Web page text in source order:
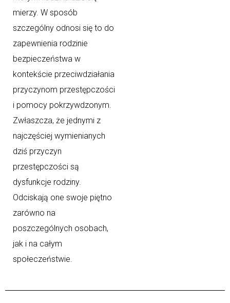
mierzy. W sposób
szczególny odnosi się to do
zapewnienia rodzinie
bezpieczeństwa w
kontekście przeciwdziałania
przyczynom przestępczości
i pomocy pokrzywdzonym.
Zwłaszcza, że jednymi z
najczęściej wymienianych
dziś przyczyn
przestępczości są
dysfunkcje rodziny.
Odciskają one swoje piętno
zarówno na
poszczególnych osobach,
jak i na całym
społeczeństwie.